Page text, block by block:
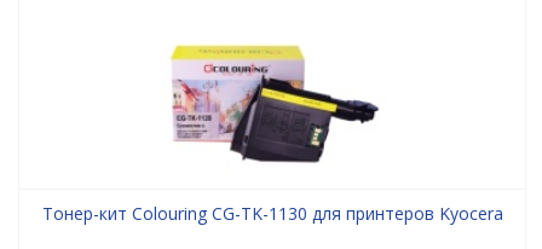
Тонер-кит Colouring CG-TK-1130 для принтеров Kyocera